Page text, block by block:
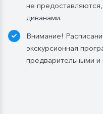
— в рейсах от 5
бутылка (1,5 л.);
— в рейсах от 16 до
бутылки (1,5 л.);
не
диванами.
Внимание!
экскурсионная
предварительными и